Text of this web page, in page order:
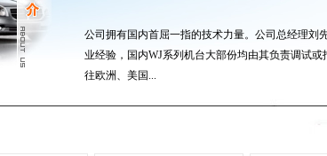
公司拥有国内首屈一指的技术力量。公司总经理刘
业经验，国内WJ系列机台大部份均由其负责调试或
往欧洲、美国...